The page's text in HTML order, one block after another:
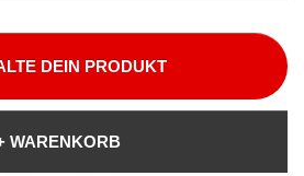
DEIN PRODUKT
WARENKORB